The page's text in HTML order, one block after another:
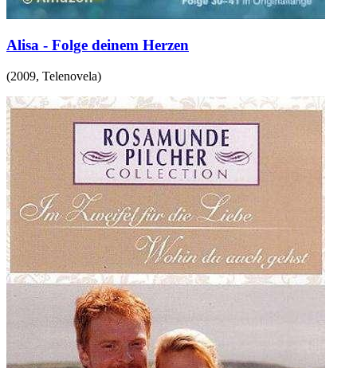
Alisa - Folge deinem Herzen
(2009, Telenovela)